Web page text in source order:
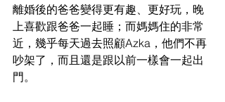
離婚後的爸爸變得更有趣、更好玩，晚
上喜歡跟爸爸一起睡；而媽媽住的非常
近，幾乎每天過去照顧Azka，他們不再
吵架了，而且還是跟以前一樣會一起出
門。